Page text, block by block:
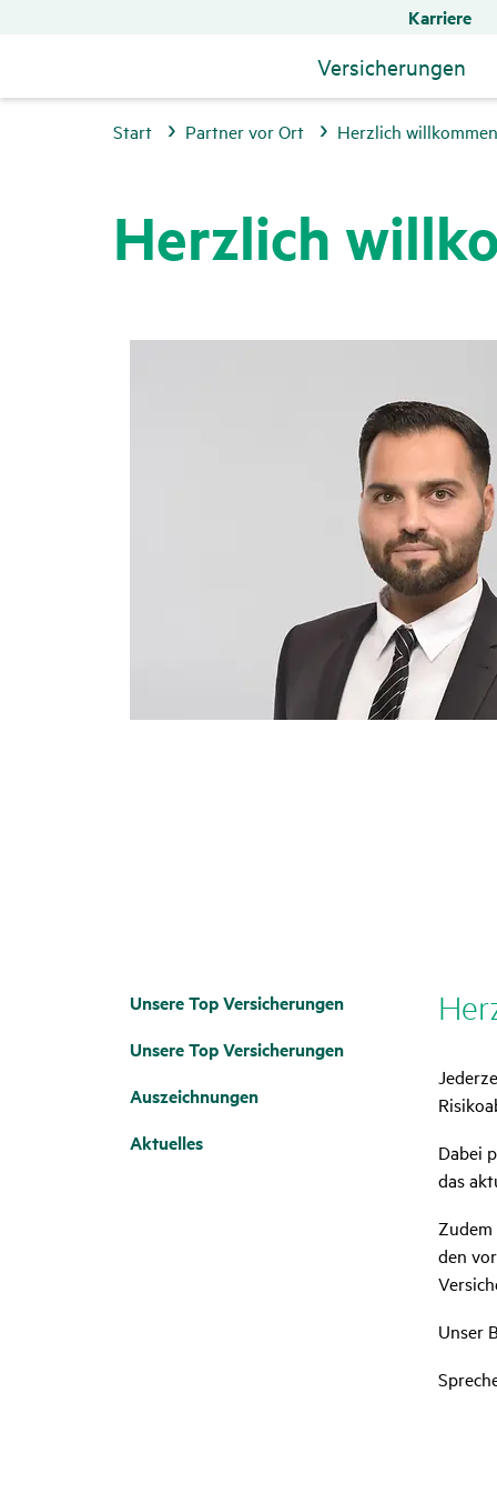
Karriere
Versicherungen
Start Partner vor Ort Herzlich
Herz­lich
Unsere Top Versi­che­rungen
Unsere Top Versi­che­rungen
Auszeich­nungen
Aktu­elles
Dabei
das
den
Unser